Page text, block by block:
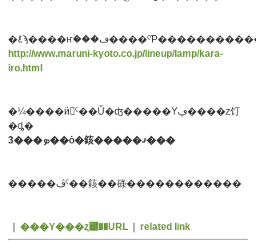
http://www.maruni-kyoto.co.jp/lineup/lamp/kara-
iro.html
�¼����ӥ󥰤ˤ��Ŭ�ʤ�����Υڥ����ȥ饤
�ȡ�
3���ܤ��ȯ�䤤�����ޤ���
�����ڤˤ��䤤��碌������������
| ���Υ���ȥ꡼��URL | related link